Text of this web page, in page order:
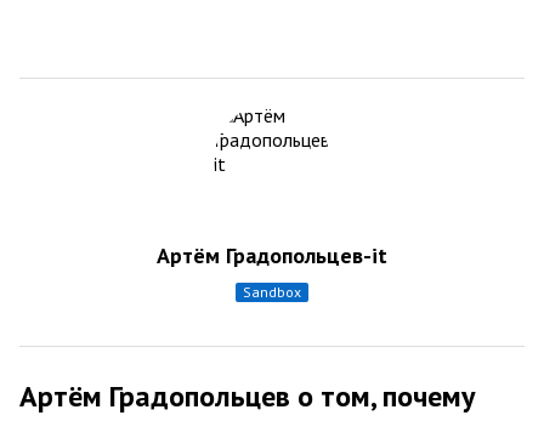
Артём Градопольцев-it
sandbox
Артём Градопольцев о том, почему